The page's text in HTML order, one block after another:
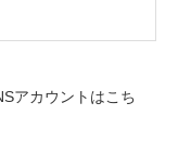
アカウントはこち